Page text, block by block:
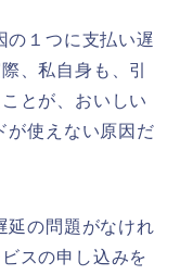
の１つに支払い遅
、私自身も、引
とが、おいしい
が使えない原因だ
延の問題がなけれ
スの申し込みを